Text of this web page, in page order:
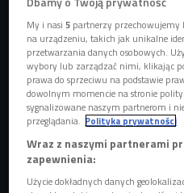
Przyznaje, że już nie
kolegami z branży.
Artysta odłożył na bok
akustyczną.
W utworze "Nie chcę
Błażejem Królem zagrał
sławy skrzypek.
My i nasi5 partnerzy
na urządzeniu, takich jak unikalne
przetwarzania danych osobowych.
wybory lub zarządzać nimi, klikając
prawa do sprzeciwu na podstawie
dowolnym momencie na stronie
sygnalizowane naszym partnerom i
przeglądania. Polityka prywatności
Wraz z naszymi partnerami
zapewnienia:
Użycie dokładnych danych